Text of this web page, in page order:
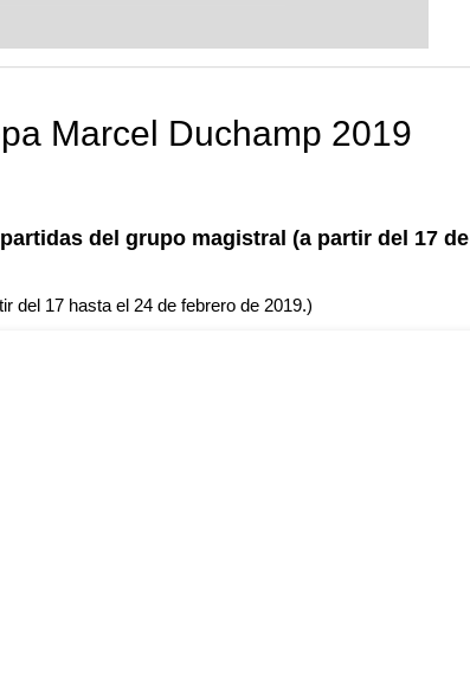
Marcel Duchamp 2019
del grupo magistral (a partir del 17 de
del 17 hasta el 24 de febrero de 2019.)